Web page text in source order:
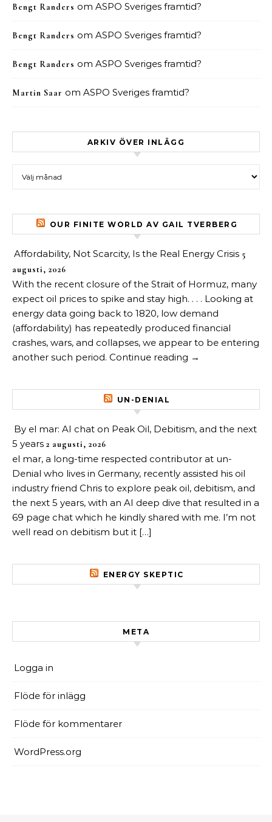
Bengt Randers om ASPO Sveriges framtid?
Bengt Randers om ASPO Sveriges framtid?
Bengt Randers om ASPO Sveriges framtid?
Martin Saar om ASPO Sveriges framtid?
ARKIV ÖVER INLÄGG
OUR FINITE WORLD AV GAIL TVERBERG
Affordability, Not Scarcity, Is the Real Energy Crisis 5
augusti, 2026
With the recent closure of the Strait of Hormuz, many
expect oil prices to spike and stay high. . . . Looking at
energy data going back to 1820, low demand
(affordability) has repeatedly produced financial
crashes, wars, and collapses, we appear to be entering
another such period. Continue reading →
UN-DENIAL
By el mar: AI chat on Peak Oil, Debitism, and the next
5 years 2 augusti, 2026
el mar, a long-time respected contributor at un-
Denial who lives in Germany, recently assisted his oil
industry friend Chris to explore peak oil, debitism, and
the next 5 years, with an AI deep dive that resulted in a
69 page chat which he kindly shared with me. I’m not
well read on debitism but it […]
ENERGY SKEPTIC
META
Logga in
Flöde för inlägg
Flöde för kommentarer
WordPress.org